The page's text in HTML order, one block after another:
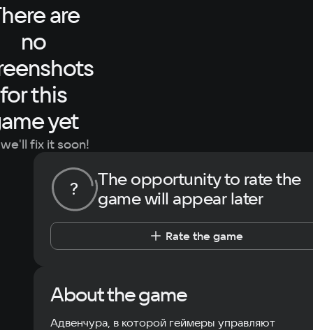
are
no
for this
yet
fix it soon!
?
The opportunity to rate the
game will appear later
Rate the game
About the game
Адвенчура, в которой геймеры управляют